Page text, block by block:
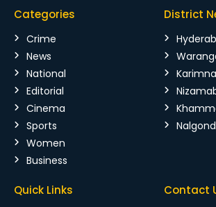
Categories
Crime
News
National
Editorial
Cinema
Sports
Women
Business
District
Quick Links Contact